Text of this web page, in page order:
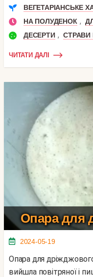
ВЕГЕТАРІАНСЬКЕ
НА ПОЛУДЕНОК ,
ДЕСЕРТИ , СТРАВИ
ЧИТАТИ ДАЛІ
Опара для
2024-05-19
Опара для дріжджового тіста потрібна, щоб випічка
вийшла повітряної і